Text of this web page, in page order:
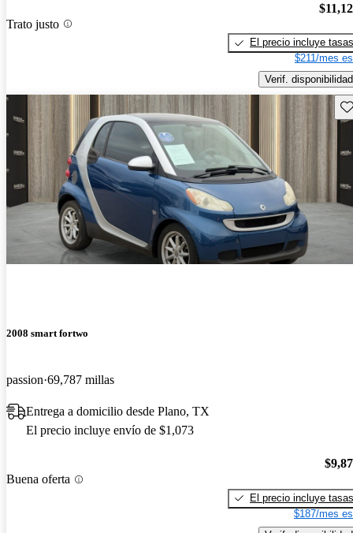
Trato justo
El precio incluye tasas
$211/mes
Verif. disponibilidad
2008 smart fortwo
passion 69,787 millas
Entrega a domicilio desde Plano, TX
El precio incluye envío de $1,073
Buena oferta
El precio incluye tasas
$187/mes